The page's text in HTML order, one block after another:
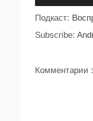
Подкаст:
Subscribe:
Комментарии